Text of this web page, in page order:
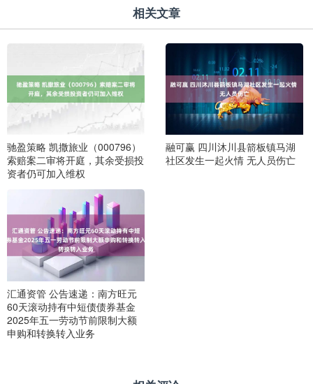
相关文章
驰盈策略 凯撒旅业（000796）
索赔案二审将开庭，其余受损投
资者仍可加入维权
融可赢 四川沐川县箭板镇马湖
社区发生一起火情 无人员伤亡
汇通资管 公告速递：南方旺元
60天滚动持有中短债债券基金
2025年五一劳动节前限制大额
申购和转换转入业务